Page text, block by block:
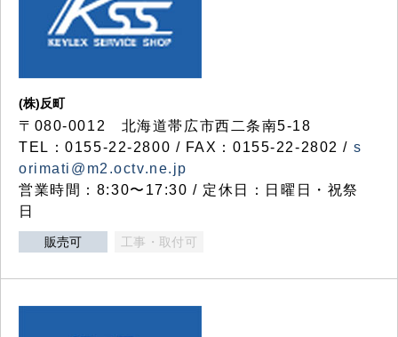
(株)反町
〒080-0012 北海道帯広市西二条南5-18
TEL：0155-22-2800 / FAX：0155-22-2802 / s
orimati@m2.octv.ne.jp
営業時間：8:30〜17:30 / 定休日：日曜日・祝祭
日
販売可 工事・取付可